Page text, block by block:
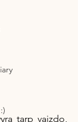
tarp vaizdo,